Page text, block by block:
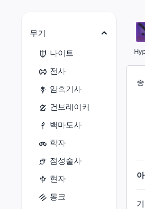
무기
나이트
전사
암흑기사
건브레이커
백마도사
학자
점성술사
현자
몽크
총